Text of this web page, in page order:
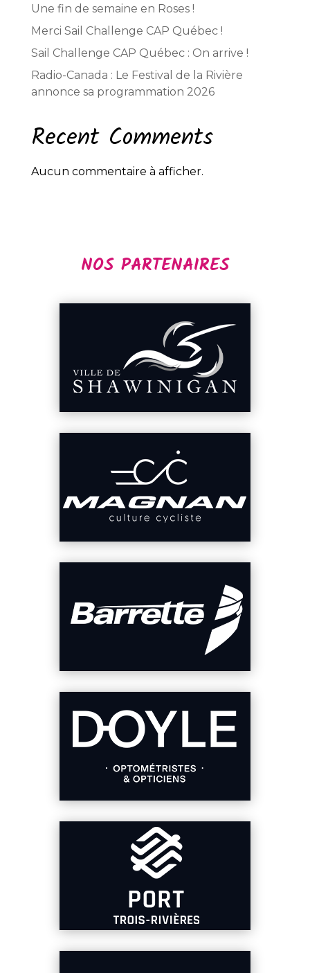
Une fin de semaine en Roses !
Merci Sail Challenge CAP Québec !
Sail Challenge CAP Québec : On arrive !
Radio-Canada : Le Festival de la Rivière
annonce sa programmation 2026
Recent Comments
Aucun commentaire à afficher.
NOS PARTENAIRES